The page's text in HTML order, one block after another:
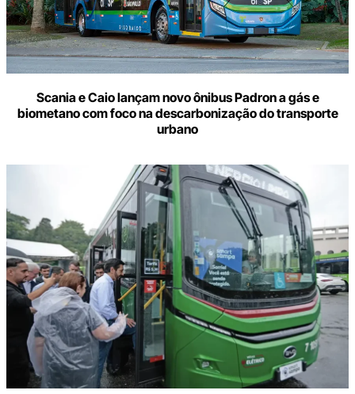
Scania e Caio lançam novo ônibus Padron a gás e
biometano com foco na descarbonização do transporte
urbano